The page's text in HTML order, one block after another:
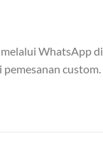
WhatsApp di
custom.